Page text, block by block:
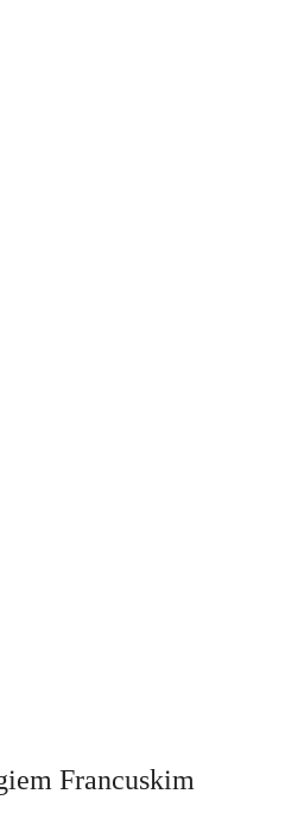
Francuskim